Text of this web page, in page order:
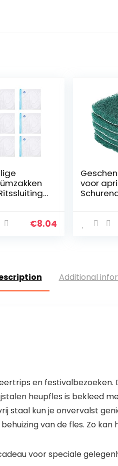
€8.04
voor
Polijst Pad
Additional
en festivalbezoeken.
heupfles is bekleed
staal kun je onvervalst
van de fles. Zo kan
voor speciale